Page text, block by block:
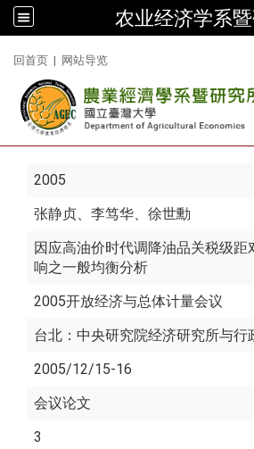
农业经济学系
回首页 | 网站导览
2005
张静贞、李笃华、徐世勳
因应高油价时代调降油品关税级距
响之一般均衡分析
2005开放经济与总体计量会议
台北：中央研究院经济研究所与行
2005/12/15-16
会议论文
3